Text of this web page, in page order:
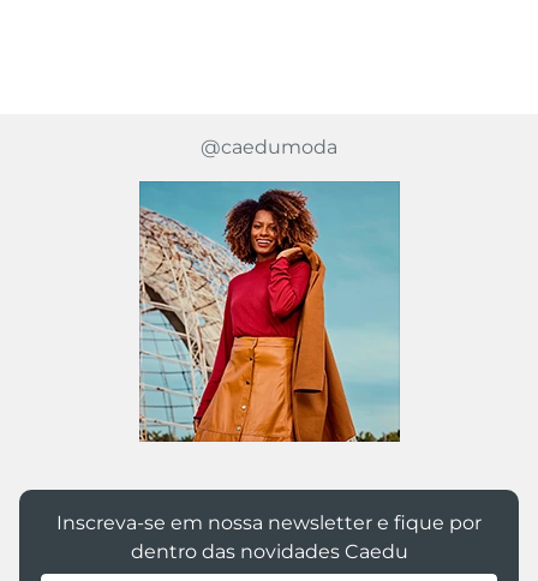
@caedumoda
Inscreva-se em nossa newsletter e fique por
dentro das novidades Caedu